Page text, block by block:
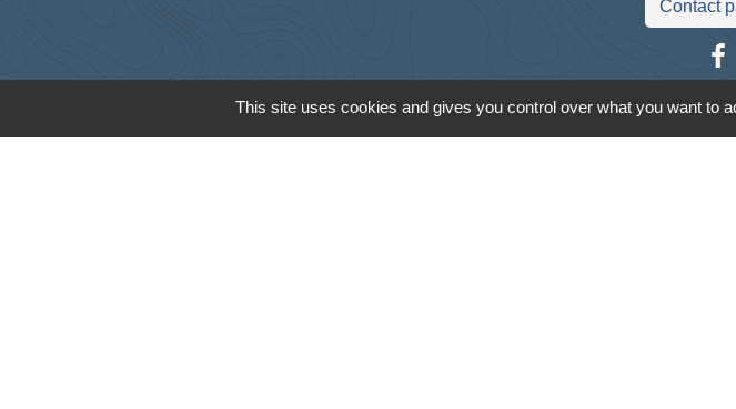
Contact
Liens
This site uses cookies and gives you control over what you want to